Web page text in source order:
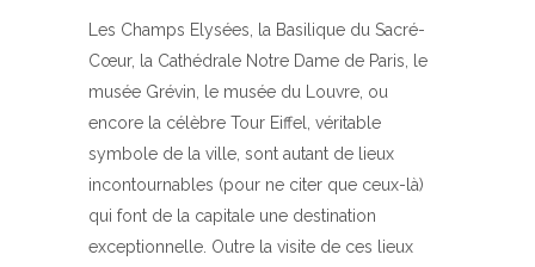
Les Champs Elysées, la Basilique du Sacré-
Cœur, la Cathédrale Notre Dame de Paris, le
musée Grévin, le musée du Louvre, ou
encore la célèbre Tour Eiffel, véritable
symbole de la ville, sont autant de lieux
incontournables (pour ne citer que ceux-là)
qui font de la capitale une destination
exceptionnelle. Outre la visite de ces lieux